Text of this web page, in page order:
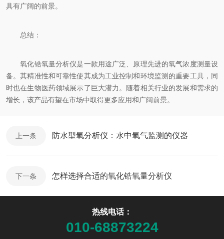
具有广阔的前景。
总结：
氧化锆氧量分析仪是一款用途广泛、原理先进的氧气浓度测量设
备。其精准性和可靠性使其成为工业控制和环境监测的重要工具，同
时也在生物医药领域展示了巨大潜力。随着相关行业的发展和需求的
增长，该产品有望在市场中取得更多应用和广阔前景。
上一条 防水型氧分析仪：水中氧气监测的仪器
下一条 怎样选择合适的氧化锆氧量分析仪
热线电话：
010-68873224